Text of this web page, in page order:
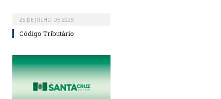
25 DE JULHO DE 2025
Código Tributário